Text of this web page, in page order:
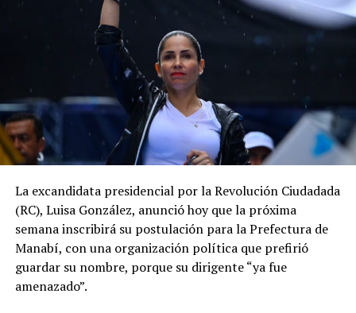
La excandidata presidencial por la Revolución Ciudadada
(RC), Luisa González, anunció hoy que la próxima
semana inscribirá su postulación para la Prefectura de
Manabí, con una organización política que prefirió
guardar su nombre, porque su dirigente “ya fue
amenazado”.